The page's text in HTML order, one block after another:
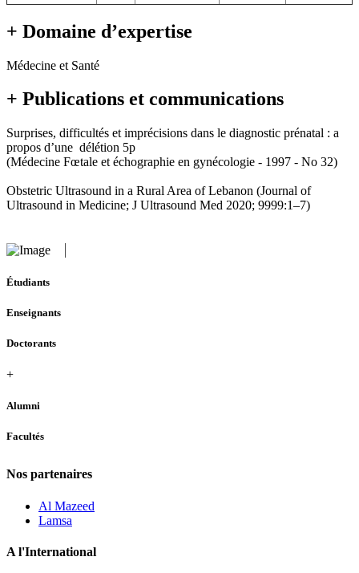
+ Domaine d’expertise
Médecine et Santé
+ Publications et communications
Surprises, difficultés et imprécisions dans le diagnostic prénatal : a
propos d’une délétion 5p
(Médecine Fœtale et échographie en gynécologie - 1997 - No 32)
Obstetric Ultrasound in a Rural Area of Lebanon (Journal of
Ultrasound in Medicine; J Ultrasound Med 2020; 9999:1–7)
Étudiants
Enseignants
Doctorants
+
Alumni
Facultés
Nos partenaires
Al Mazeed
Lamsa
A l'International